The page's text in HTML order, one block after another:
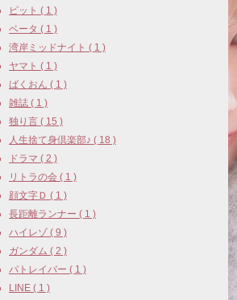
ピット ( 1 )
ベータ ( 1 )
湾岸ミッドナイト ( 1 )
ヤマト ( 1 )
ばくおん ( 1 )
雑誌 ( 1 )
独り言 ( 15 )
人生捨て身倶楽部♪ ( 18 )
ドラマ ( 2 )
リトラの会 ( 1 )
顔文字Ｄ ( 1 )
長距離ランナー ( 1 )
ハイレゾ ( 9 )
ガンダム ( 2 )
パトレイバー ( 1 )
LINE ( 1 )